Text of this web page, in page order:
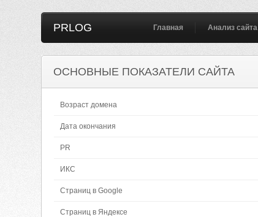
PRLOG Главная Анализ сайта
ОСНОВНЫЕ ПОКАЗАТЕЛИ САЙТА
Возраст домена
Дата окончания
PR
ИКС
Страниц в Google
Страниц в Яндексе